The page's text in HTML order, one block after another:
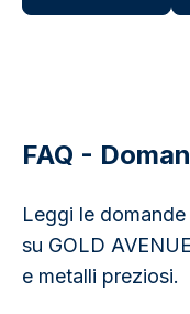
FAQ -
Leggi le
su GOLD
e metalli preziosi.